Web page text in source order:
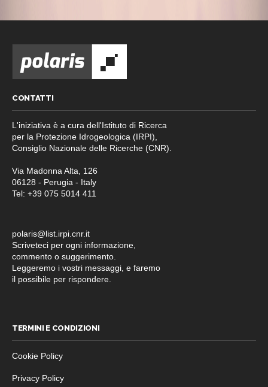
CONTATTI
L'iniziativa è a cura dell'Istituto di Ricerca
per la Protezione Idrogeologica (IRPI),
Consiglio Nazionale delle Ricerche (CNR).
Via Madonna Alta, 126
06128 - Perugia - Italy
Tel: +39 075 5014 411
polaris@list.irpi.cnr.it
Scriveteci per ogni informazione,
commento o suggerimento.
Leggeremo i vostri messaggi, e faremo
il possibile per rispondere.
TERMINI E CONDIZIONI
Cookie Policy
Privacy Policy